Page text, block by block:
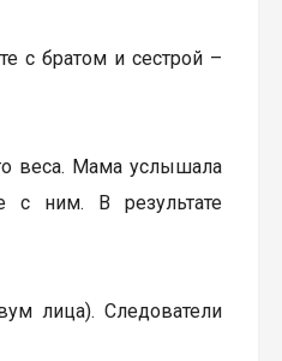
с братом и сестрой –
веса. Мама услышала
с ним. В результате
лица). Следователи